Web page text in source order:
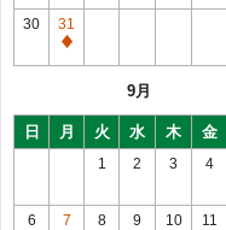
館
常
休
館
30
31
通
館
9月
日 月 火 水 木 金
1 2 3 4
6
7
8 9 10 11